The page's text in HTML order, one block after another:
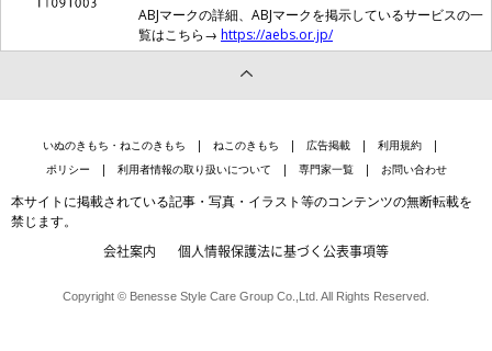
ABJマークの詳細、ABJマークを掲示しているサービスの一
覧はこちら→ https://aebs.or.jp/
いぬのきもち・ねこのきもち ねこのきもち 広告掲載
利用規約
ポリシー
利用者情報の取り扱いについて 専門家一覧 お問い合わせ
本サイトに掲載されている記事・写真・イラスト等のコンテンツの無断転載を
禁じます。
会社案内 個人情報保護法に基づく公表事項等
Copyright © Benesse Style Care Group Co.,Ltd. All Rights Reserved.